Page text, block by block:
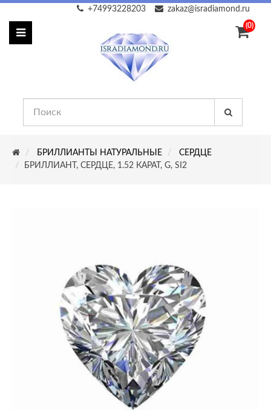
zakaz@isradiamond.ru
+74993228203
(0)
БРИЛЛИАНТЫ НАТУРАЛЬНЫЕ
СЕРДЦЕ
БРИЛЛИАНТ, СЕРДЦЕ, 1.52 КАРАТ, G, SI2